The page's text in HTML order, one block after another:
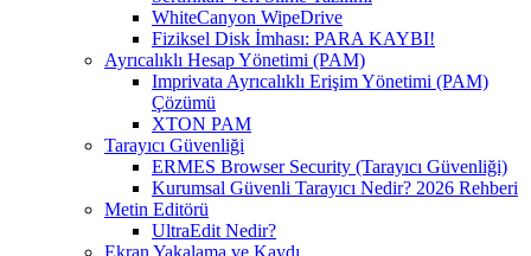
WhiteCanyon WipeDrive
Fiziksel Disk İmhası: PARA KAYBI!
Ayrıcalıklı Hesap Yönetimi (PAM)
Imprivata Ayrıcalıklı Erişim Yönetimi (PAM)
Çözümü
XTON PAM
Tarayıcı Güvenliği
ERMES Browser Security (Tarayıcı Güvenliği)
Kurumsal Güvenli Tarayıcı Nedir? 2026 Rehberi
Metin Editörü
UltraEdit Nedir?
Ekran Yakalama ve Kaydı